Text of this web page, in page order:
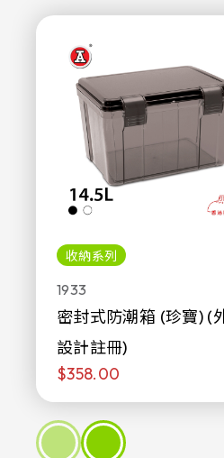
收納系列
1933
密封式防潮箱 (珍寶) (
設計註冊)
$358.00